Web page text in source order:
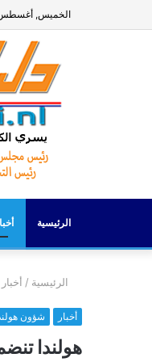
الخميس, أغسطس 6
الرئيسية
الرئيسية / أخبار
أخبار شؤون